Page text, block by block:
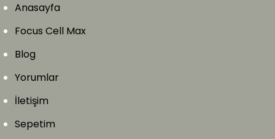
Anasayfa
Focus Cell Max
Blog
Yorumlar
İletişim
Sepetim